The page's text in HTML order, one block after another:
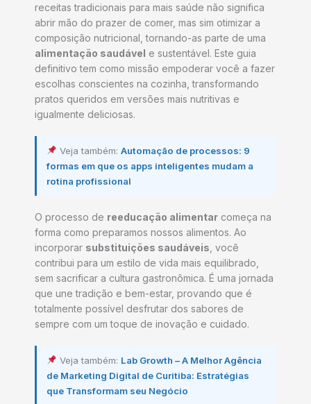
receitas tradicionais para mais saúde não significa
abrir mão do prazer de comer, mas sim otimizar a
composição nutricional, tornando-as parte de uma
alimentação saudável e sustentável. Este guia
definitivo tem como missão empoderar você a fazer
escolhas conscientes na cozinha, transformando
pratos queridos em versões mais nutritivas e
igualmente deliciosas.
Veja também:Automação de processos: 9
formas em que os apps inteligentes mudam a
rotina profissional
O processo de reeducação alimentar começa na
forma como preparamos nossos alimentos. Ao
incorporar substituições saudáveis , você
contribui para um estilo de vida mais equilibrado,
sem sacrificar a cultura gastronômica. É uma jornada
que une tradição e bem-estar, provando que é
totalmente possível desfrutar dos sabores de
sempre com um toque de inovação e cuidado.
Veja também: Lab Growth – A Melhor Agência
de Marketing Digital de Curitiba: Estratégias
que Transformam seu Negócio